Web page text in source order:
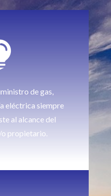
de gas,
eléctrica siempre
al alcance del
propietario.